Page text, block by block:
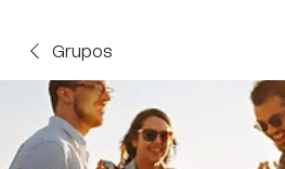
Grupos